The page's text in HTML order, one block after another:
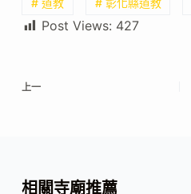
# 道教 # 彰化縣道教
Post Views: 427
上一
相關寺廟推薦